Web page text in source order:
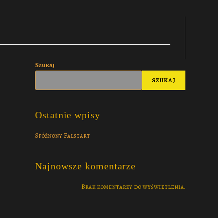
Szukaj
SZUKAJ
Ostatnie wpisy
Spóźnony Falstart
Najnowsze komentarze
Brak komentarzy do wyświetlenia.